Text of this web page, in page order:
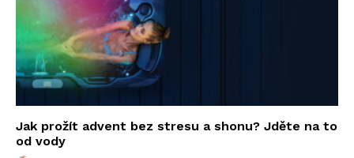
Jak prožít advent bez stresu a shonu? Jděte na to
od vody